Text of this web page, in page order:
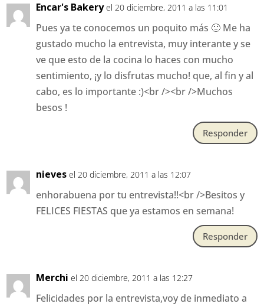
Encar's Bakery el 20 diciembre, 2011 a las 11:01
Pues ya te conocemos un poquito más 🙂 Me ha
gustado mucho la entrevista, muy interante y se
ve que esto de la cocina lo haces con mucho
sentimiento, ¡y lo disfrutas mucho! que, al fin y al
cabo, es lo importante :)<br /><br />Muchos
besos !
Responder
nieves el 20 diciembre, 2011 a las 12:07
enhorabuena por tu entrevista!!<br />Besitos y
FELICES FIESTAS que ya estamos en semana!
Responder
Merchi el 20 diciembre, 2011 a las 12:27
Felicidades por la entrevista,voy de inmediato a